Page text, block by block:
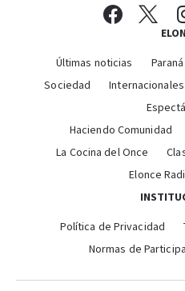
Últimas noticias Paraná
Sociedad
Internacionales
Haciendo Comunidad
La Cocina del Once
Elonce
Política de Privacidad
Normas de